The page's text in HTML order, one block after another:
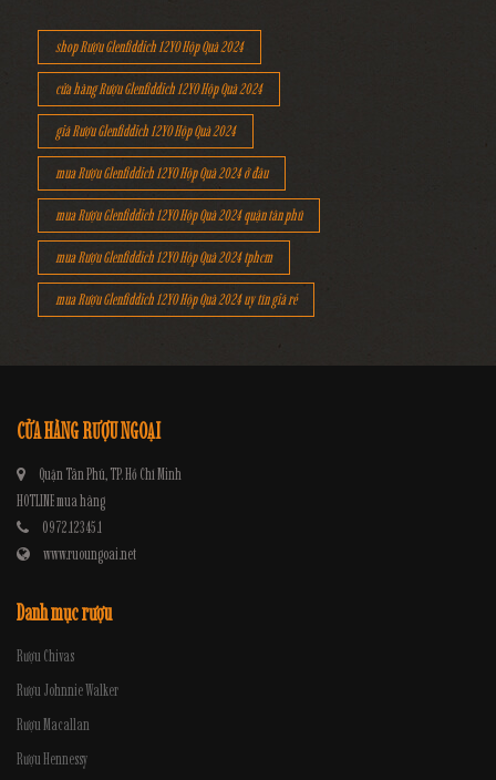
shop Rượu Glenfiddich 12YO Hộp Quà 2024
cửa hàng Rượu Glenfiddich 12YO Hộp Quà 2024
giá Rượu Glenfiddich 12YO Hộp Quà 2024
mua Rượu Glenfiddich 12YO Hộp Quà 2024 ở đâu
mua Rượu Glenfiddich 12YO Hộp Quà 2024 quận tân phú
mua Rượu Glenfiddich 12YO Hộp Quà 2024 tphcm
mua Rượu Glenfiddich 12YO Hộp Quà 2024 uy tín giá rẻ
CỬA HÀNG RƯỢU NGOẠI
Quận Tân Phú, TP. Hồ Chí Minh
HOTLINE mua hàng
0972.12345.1
www.ruoungoai.net
Danh mục rượu
Rượu Chivas
Rượu Johnnie Walker
Rượu Macallan
Rượu Hennessy